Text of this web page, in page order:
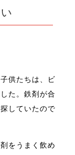
供たちは、ビ
た。鉄剤が合
していたので
をうまく飲め